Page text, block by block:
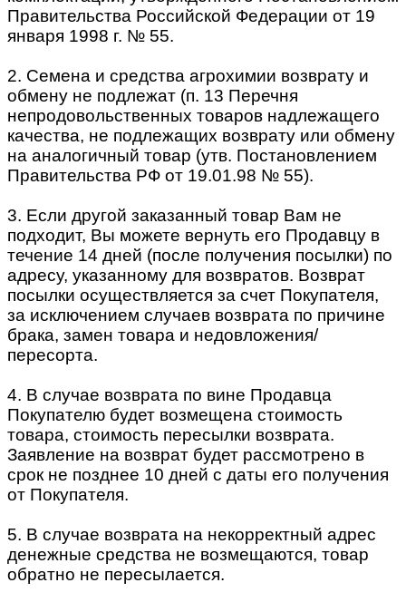
Правительства Российской Федерации от 19
января 1998 г. № 55.
2. Семена и средства агрохимии возврату и
обмену не подлежат (п. 13 Перечня
непродовольственных товаров надлежащего
качества, не подлежащих возврату или обмену
на аналогичный товар (утв. Постановлением
Правительства РФ от 19.01.98 № 55).
3. Если другой заказанный товар Вам не
подходит, Вы можете вернуть его Продавцу в
течение 14 дней (после получения посылки) по
адресу, указанному для возвратов. Возврат
посылки осуществляется за счет Покупателя,
за исключением случаев возврата по причине
брака, замен товара и недовложения/
пересорта.
4. В случае возврата по вине Продавца
Покупателю будет возмещена стоимость
товара, стоимость пересылки возврата.
Заявление на возврат будет рассмотрено в
срок не позднее 10 дней с даты его получения
от Покупателя.
5. В случае возврата на некорректный адрес
денежные средства не возмещаются, товар
обратно не пересылается.